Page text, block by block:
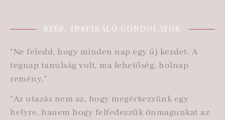
SZÉP, INSPIRÁLÓ GONDOLATOK
“Ne feledd, hogy minden nap egy új kezdet. A
tegnap tanulság volt, ma lehetőség, holnap
remény.”
“Az utazás nem az, hogy megérkezzünk egy
helyre, hanem hogy felfedezzük önmagunkat az